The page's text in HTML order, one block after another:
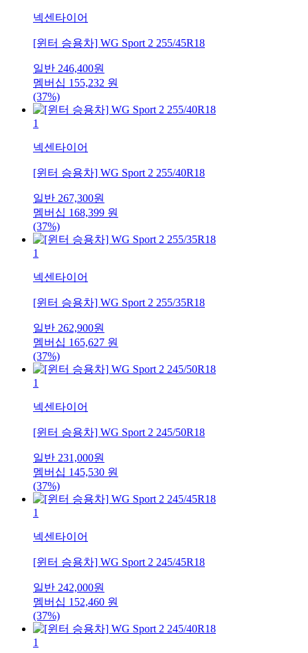
넥센타이어
[윈터 승용차] WG Sport 2 255/45R18
일반 246,400원
멤버십 155,232 원
(37%)
1
넥센타이어
[윈터 승용차] WG Sport 2 255/40R18
일반 267,300원
멤버십 168,399 원
(37%)
1
넥센타이어
[윈터 승용차] WG Sport 2 255/35R18
일반 262,900원
멤버십 165,627 원
(37%)
1
넥센타이어
[윈터 승용차] WG Sport 2 245/50R18
일반 231,000원
멤버십 145,530 원
(37%)
1
넥센타이어
[윈터 승용차] WG Sport 2 245/45R18
일반 242,000원
멤버십 152,460 원
(37%)
1